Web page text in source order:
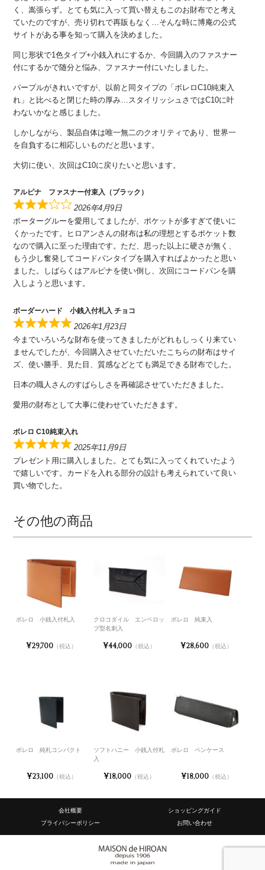
く、嵩張らず。とても気に入って買い替えもこのお財布でと考え
ていたのですが、売り切れで再販もなく…そんな時に博庵の公式
サイトがある事を知って購入を決めました。
同じ形状で1色タイプ+小銭入れにするか、今回購入のファスナー
付にするかで随分と悩み、ファスナー付にいたしました。
パープルがきれいですが、以前と同タイプの「ボレロC10純束入
れ」と比べると閉じた時の厚み…スタイリッシュさではC10に叶
わないかなと感じました。
しかしながら、製品自体は唯一無二のクオリティであり、世界一
を自負するに相応しいものだと思います。
大切に使い、次回はC10に戻りたいと思います。
アルピナ ファスナー付束入（ブラック）
2026年4月9日
ポーターグルーを愛用してましたが、ポケットが多すぎて使いに
くかったです。ヒロアンさんの財布は私の理想とするポケット数
なので購入に至った理由です。ただ、思った以上に硬さが無く、
もう少し奮発してコードパンタイプを購入すればよかったと思い
ました。しばらくはアルピナを使い倒し、次回にコードパンを購
入しようと思います。
ボーダーハード 小銭入付札入 チョコ
2026年1月23日
今までいろいろな財布を使ってきましたがどれもしっくり来てい
ませんでしたが、今回購入させていただいたこちらの財布はサイ
ズ、使い勝手、見た目、質感などとても満足できる財布でした。
日本の職人さんのすばらしさを再確認させていただきました。
愛用の財布として大事に使わせていただきます。
ボレロ C10純束入れ
2025年11月9日
プレゼント用に購入しました。とても気に入ってくれていたよう
で嬉しいです。カードを入れる部分の設計も考えられていて良い
買い物でした。
その他の商品
ボレロ 小銭入付札入
¥29,700 （税込）
クロコダイル エンベロッ
プ型名刺入
¥44,000（税込）
ボレロ 純束入
¥28,600 （税込）
ボレロ 純札コンパクト
¥23,100（税込）
ソフトハニー 小銭入付札
入
¥18,000（税込）
ボレロ ペンケース
¥18,000（税込）
会社概要
ショッピングガイド
プライバシーポリシー
お問い合わせ